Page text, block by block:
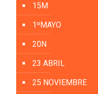
15M
1ºMAYO
20N
23 ABRIL
25 NOVIEMBRE